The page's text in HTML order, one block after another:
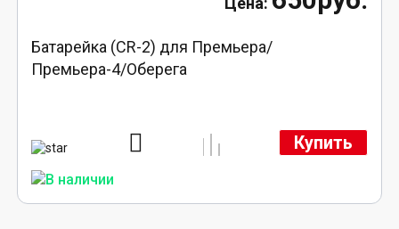
Батарейка (CR-2) для Премьера/
Премьера-4/Оберега
Купить